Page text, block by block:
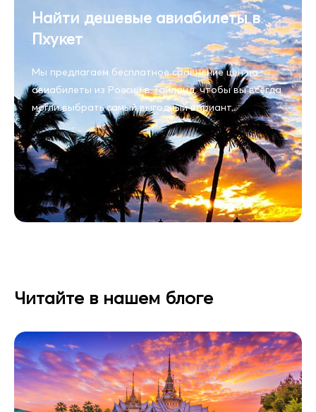
Найти дешевые авиабилеты в
Пхукет
Мы предлагаем бесплатное сравнение цен на
авиабилеты из России в Тайланд, чтобы вы всегда
могли выбрать самый выгодный вариант.
Читайте в нашем блоге